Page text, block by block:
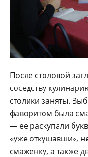
После столовой
соседству
столики заняты.
фаворитом была
— ее раскупали
«уже откушавши»,
смаженку, а также